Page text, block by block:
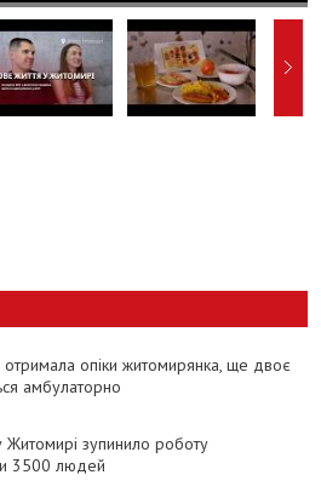
отримала опіки житомирянка, ще двоє
амбулаторно
Житомирі зупинило роботу
3500 людей